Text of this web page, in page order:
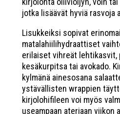
jotka lisäävät hyviä rasvoja
Lisukkeiksi sopivat
matalahiilihydraattiset
erilaiset vihreät lehtikasvit,
kesäkurpitsa tai avokado.
kylmänä ainesosana
ystävällisten wrappien
kirjolohifileen voi myös
useampaan ateriaan viikon